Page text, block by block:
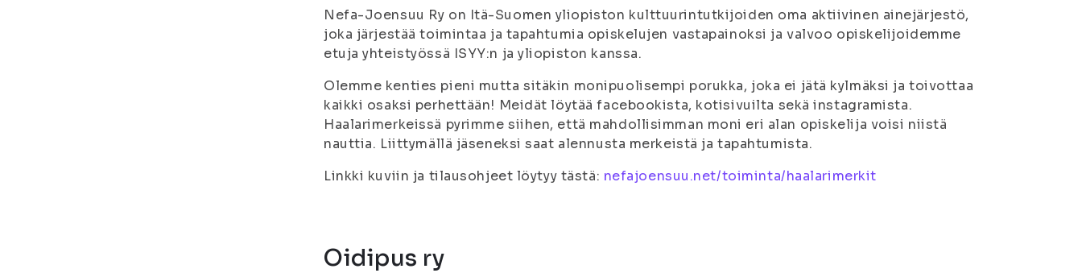
Nefa-Joensuu Ry on Itä-Suomen yliopiston kulttuurintutkijoiden oma aktiivinen ainejärjestö,
joka järjestää toimintaa ja tapahtumia opiskelujen vastapainoksi ja valvoo opiskelijoidemme
etuja yhteistyössä ISYY:n ja yliopiston kanssa.
Olemme kenties pieni mutta sitäkin monipuolisempi porukka, joka ei jätä kylmäksi ja toivottaa
kaikki osaksi perhettään! Meidät löytää facebookista, kotisivuilta sekä instagramista.
Haalarimerkeissä pyrimme siihen, että mahdollisimman moni eri alan opiskelija voisi niistä
nauttia. Liittymällä jäseneksi saat alennusta merkeistä ja tapahtumista.
Linkki kuviin ja tilausohjeet löytyy tästä: nefajoensuu.net/toiminta/haalarimerkit
Oidipus ry